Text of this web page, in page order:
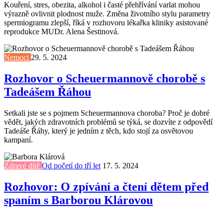
Kouření, stres, obezita, alkohol i časté přehřívání varlat mohou
výrazně ovlivnit plodnost muže. Změna životního stylu parametry
spermiogramu zlepší, říká v rozhovoru lékařka kliniky asistované
reprodukce MUDr. Alena Šestinová.
Nemoci 29. 5. 2024
Rozhovor o Scheuermannově chorobě s
Tadeášem Řáhou
Setkali jste se s pojmem Scheuermannova choroba? Proč je dobré
vědět, jakých zdravotních problémů se týká, se dozvíte z odpovědí
Tadeáše Řáhy, který je jedním z těch, kdo stojí za osvětovou
kampaní.
Zdravé dítě Od početí do tří let 17. 5. 2024
Rozhovor: O zpívání a čtení dětem před
spaním s Barborou Klárovou